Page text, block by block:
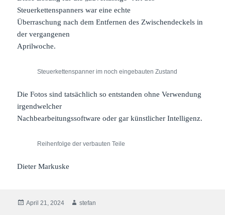
Steuerkettenspanners war eine echte
Überraschung nach dem Entfernen des Zwischendeckels in
der vergangenen
Aprilwoche.
Steuerkettenspanner im noch eingebauten Zustand
Die Fotos sind tatsächlich so entstanden ohne Verwendung
irgendwelcher
Nachbearbeitungssoftware oder gar künstlicher Intelligenz.
Reihenfolge der verbauten Teile
Dieter Markuske
Veröffentlicht
April 21, 2024 Autor
stefan